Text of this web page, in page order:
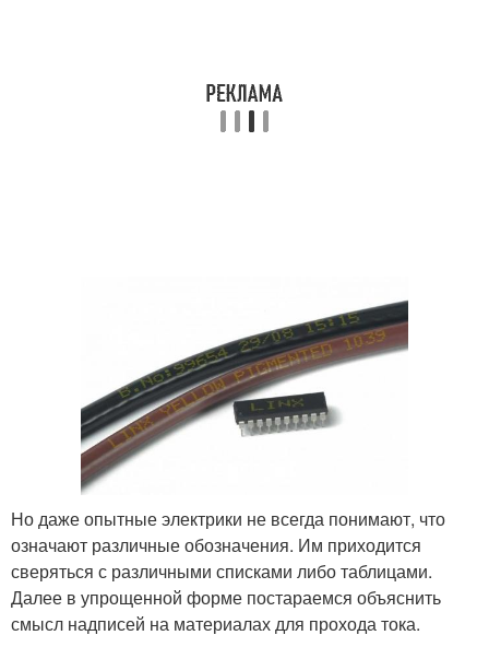
Но даже опытные электрики не всегда понимают, что
означают различные обозначения. Им приходится
сверяться с различными списками либо таблицами.
Далее в упрощенной форме постараемся объяснить
смысл надписей на материалах для прохода тока.